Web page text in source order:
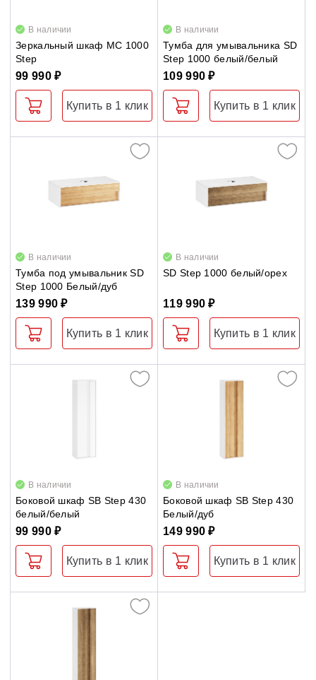
Ring
ROSA II
Step
SUD
Аксессуары для мебели
Столешницы для умывальника
Душевые уголки
Сиденья OVO для душевых уголков
Полотенцесушители
Душевые каналы
Средства ухода
В наличии
Зеркальный шкаф MC 1000
Step
99 990 ₽
Купить в 1 клик
В наличии
Тумба для умывальника SD
Step 1000 белый/белый
109 990 ₽
Купить в 1 клик
В наличии
Тумба под умывальник SD
Step 1000 Белый/дуб
139 990 ₽
Купить в 1 клик
В наличии
SD Step 1000 белый/орех
119 990 ₽
Купить в 1 клик
В наличии
Боковой шкаф SB Step 430
белый/белый
99 990 ₽
Купить в 1 клик
В наличии
Боковой шкаф SB Step 430
Белый/дуб
149 990 ₽
Купить в 1 клик